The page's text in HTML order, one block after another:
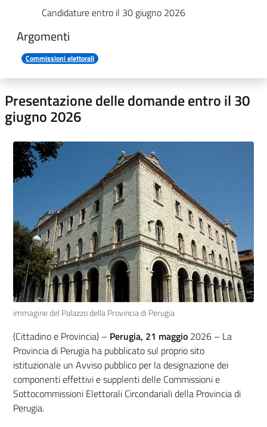
Candidature entro il 30 giugno 2026
Argomenti
Commissioni elettorali
Presentazione delle domande entro il 30
giugno 2026
immagine del Palazzo della Provincia di Perugia
(Cittadino e Provincia) – Perugia, 21 maggio 2026 – La
Provincia di Perugia ha pubblicato sul proprio sito
istituzionale un Avviso pubblico per la designazione dei
componenti effettivi e supplenti delle Commissioni e
Sottocommissioni Elettorali Circondariali della Provincia di
Perugia.